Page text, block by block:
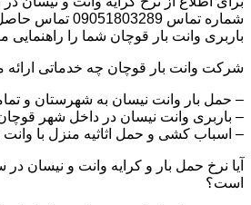
شماره تماس
باربری وانت بار قوچان شما را راهنمایی
شرکت وانت بار قوچان چه خدماتی ارائه
– حمل بار وانت نیسان به شهرستان و
– باربری وانت نیسان در داخل شهر
– اسباب کشی و حمل اثاثیه منزل با وانت
است؟